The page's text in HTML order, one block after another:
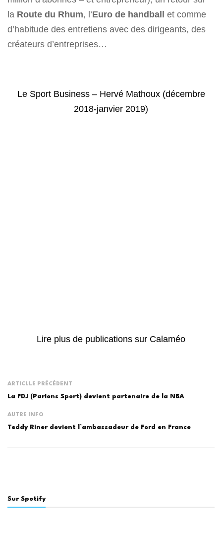
la Route du Rhum, l’Euro de handball et comme
d’habitude des entretiens avec des dirigeants, des
créateurs d’entreprises…
Le Sport Business – Hervé Mathoux (décembre
2018-janvier 2019)
Lire plus de publications sur Calaméo
ARTICLLE PRÉCÉDENT
La FDJ (Parions Sport) devient partenaire de la NBA
AUTRE INFO
Teddy Riner devient l’ambassadeur de Ford en France
Sur Spotify